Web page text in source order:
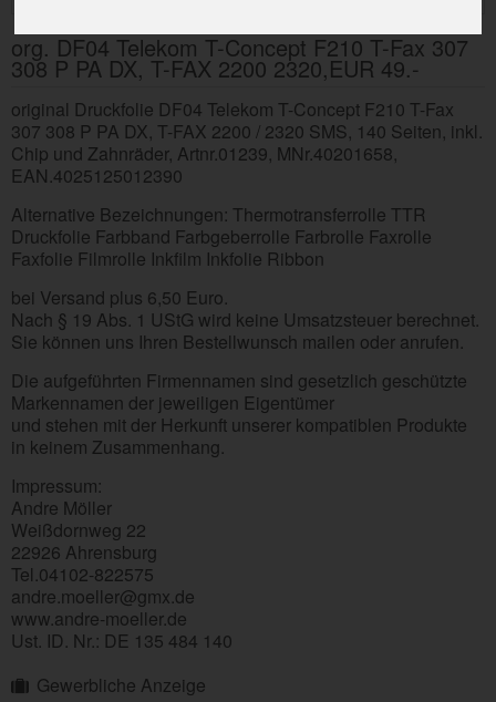
org. DF04 Telekom T-Concept F210 T-Fax 307
308 P PA DX, T-FAX 2200 2320,EUR 49.-
original Druckfolie DF04 Telekom T-Concept F210 T-Fax
307 308 P PA DX, T-FAX 2200 / 2320 SMS, 140 Seiten, inkl.
Chip und Zahnräder, Artnr.01239, MNr.40201658,
EAN.4025125012390
Alternative Bezeichnungen: Thermotransferrolle TTR
Druckfolie Farbband Farbgeberrolle Farbrolle Faxrolle
Faxfolie Filmrolle Inkfilm Inkfolie Ribbon
bei Versand plus 6,50 Euro.
Nach § 19 Abs. 1 UStG wird keine Umsatzsteuer berechnet.
Sie können uns Ihren Bestellwunsch mailen oder anrufen.
Die aufgeführten Firmennamen sind gesetzlich geschützte
Markennamen der jeweiligen Eigentümer
und stehen mit der Herkunft unserer kompatiblen Produkte
in keinem Zusammenhang.
Impressum:
Andre Möller
Weißdornweg 22
22926 Ahrensburg
Tel.04102-822575
andre.moeller@gmx.de
www.andre-moeller.de
Ust. ID. Nr.: DE 135 484 140
Gewerbliche Anzeige